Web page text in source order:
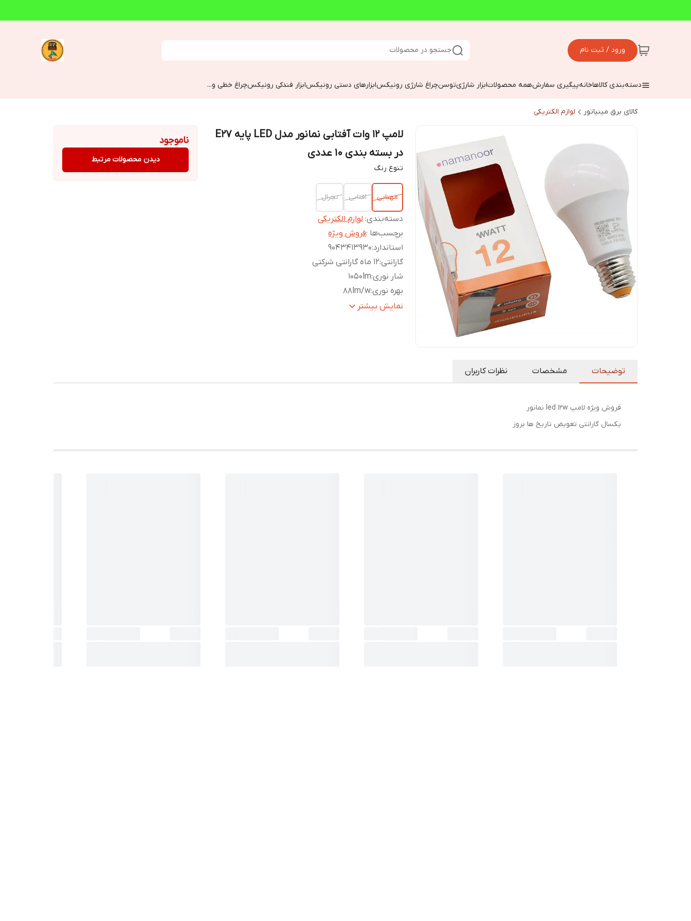
ورود / ثبت نام جستجو در محصولات
دسته‌بندی کالاهاخانهپیگیری سفارشهمه محصولاتابزار شارژیتوسنچراغ شارژی رونیکسابزارهای دستی رونیکسابزار فندکی رونیکسچراغ خطی و...
کالای برق مینیاتور لوازم الکتریکی
لامپ 12 وات آفتابی نمانور مدل LED پایه E27
در بسته بندی 10 عددی
تنوع رنگ
مهتابی افتابی نچرال
دسته‌بندی:لوازم الکتریکی
برچسب‌ها :فروش ویژه
استاندارد:
9043413930
گارانتی:12 ماه گارانتی شرکتی
شار نوری:
1050lm
بهره نوری:
88lm/w
وزن:
44gr
نمایش بیشتر
ناموجود
دیدن محصولات مرتبط
توضیحات مشخصات نظرات کاربران
فروش ویژه لامپ led 12w نمانور
یکسال گارانتی تعویض تاریخ ها بروز